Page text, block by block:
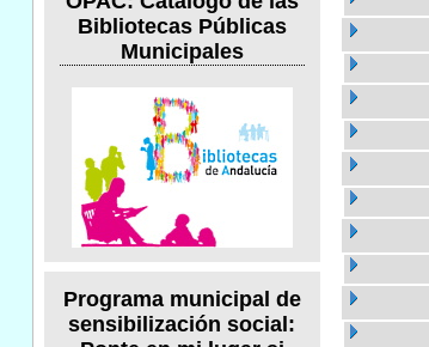
Bibliotecas Públicas
Municipales
Programa municipal de
sensibilización social: